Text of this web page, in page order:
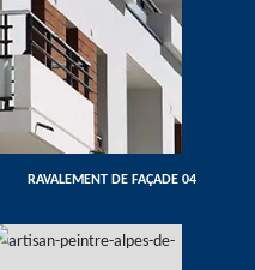
RAVALEMENT DE FAÇADE 04